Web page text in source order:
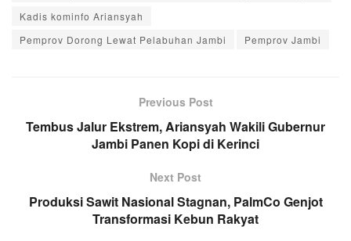
Kadis kominfo Ariansyah
Pemprov Dorong Lewat Pelabuhan Jambi
Pemprov Jambi
Previous Post
Tembus Jalur Ekstrem, Ariansyah Wakili Gubernur
Jambi Panen Kopi di Kerinci
Next Post
Produksi Sawit Nasional Stagnan, PalmCo Genjot
Transformasi Kebun Rakyat